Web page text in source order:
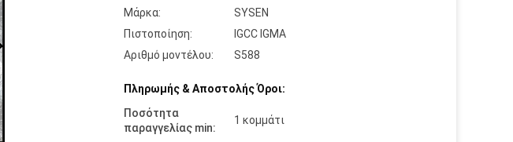
Μάρκα:
SYSEN
Πιστοποίηση:
IGCC IGMA
Αριθμό μοντέλου:
S588
Πληρωμής & Αποστολής Όροι:
Ποσότητα
παραγγελίας min:
1 κομμάτι